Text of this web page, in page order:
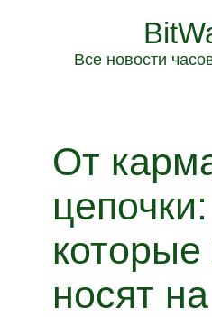
Все новости
От
которые
носят